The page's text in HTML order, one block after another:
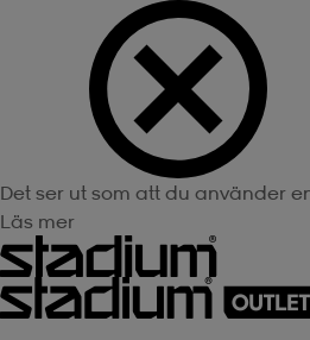
Det ser ut som att du använder
Läs mer